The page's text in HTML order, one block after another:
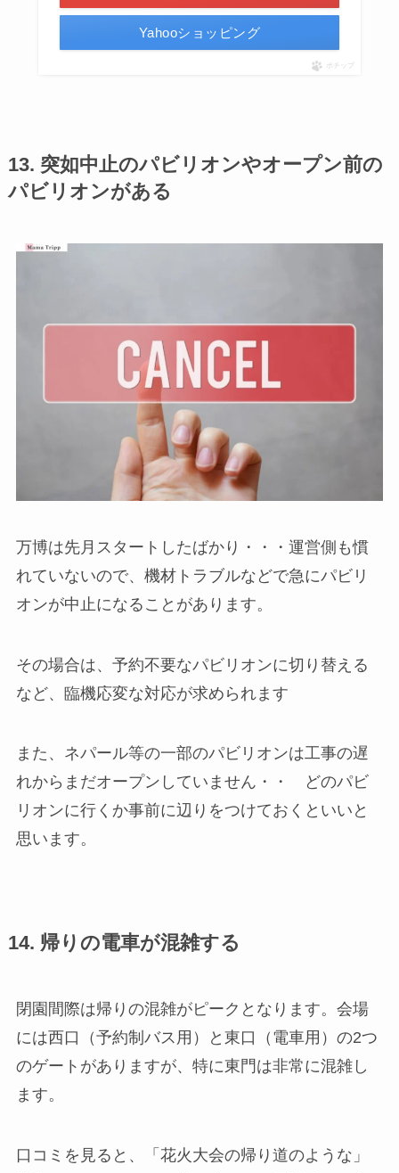
Yahooショッピング
ポチップ
13. 突如中止のパビリオンやオープン前の
パビリオンがある
万博は先月スタートしたばかり・・・運営側も慣
れていないので、機材トラブルなどで急にパビリ
オンが中止になることがあります。
その場合は、予約不要なパビリオンに切り替える
など、臨機応変な対応が求められます
また、ネパール等の一部のパビリオンは工事の遅
れからまだオープンしていません・・ どのパビ
リオンに行くか事前に辺りをつけておくといいと
思います。
14. 帰りの電車が混雑する
閉園間際は帰りの混雑がピークとなります。会場
には西口（予約制バス用）と東口（電車用）の2つ
のゲートがありますが、特に東門は非常に混雑し
ます。
口コミを見ると、「花火大会の帰り道のような」